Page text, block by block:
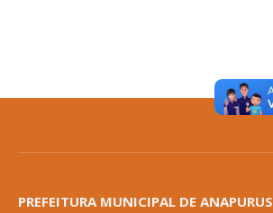
PREFEITURA MUNICIPAL DE ANAPURUS